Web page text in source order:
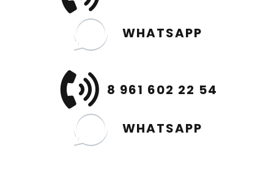
WHATSAPP
8 961 602 22 54
WHATSAPP